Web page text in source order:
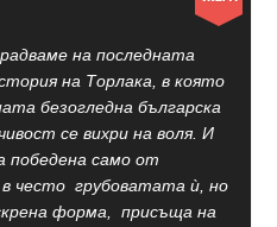
на последната
на Торлака, в която
безогледна българска
се вихри на воля. И
победена само от
често грубоватата ѝ, но
форма, присъща на